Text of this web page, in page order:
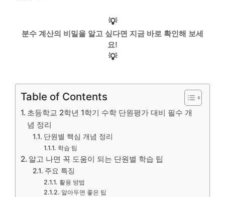
💡
분수 계산의 비밀을 알고 싶다면 지금 바로 확인해 보세
요!
💡
Table of Contents
초등학교 2학년 1학기 수학 단원평가 대비 필수 개
념 정리
단원별 핵심 개념 정리
학습 팁
알고 나면 꼭 도움이 되는 단원별 학습 팁
주요 특징
활용 방법
알아두면 좋은 팁